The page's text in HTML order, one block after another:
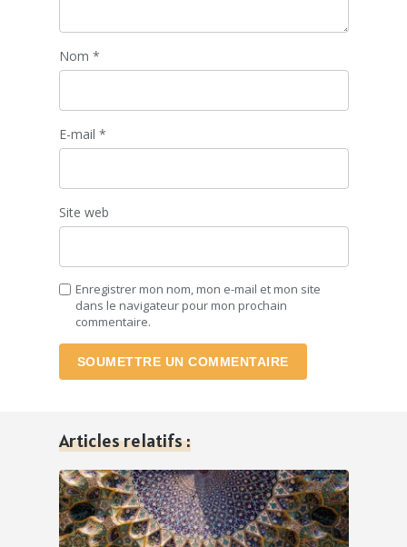
Nom *
E-mail *
Site web
Enregistrer mon nom, mon e-mail et mon site
dans le navigateur pour mon prochain
commentaire.
SOUMETTRE UN COMMENTAIRE
Articles relatifs :